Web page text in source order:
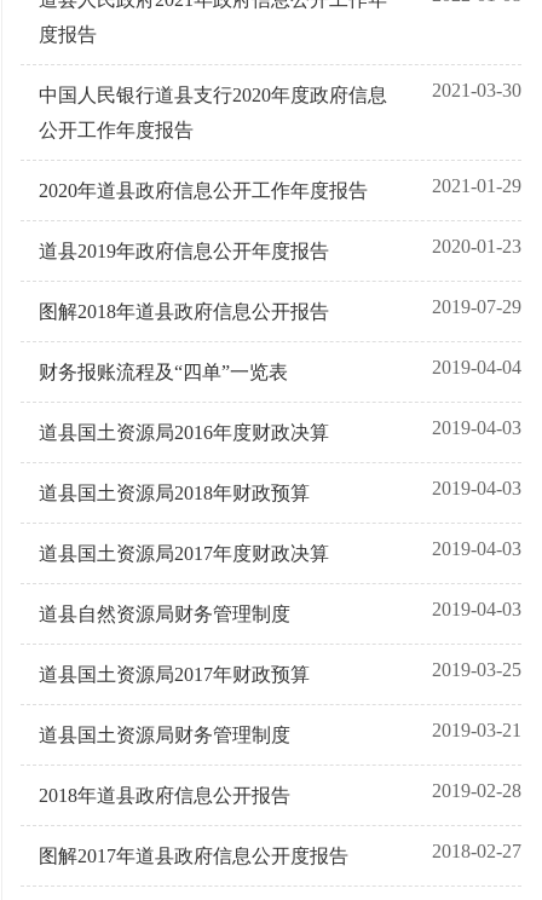
度报告
中国人民银行道县支行2020年度政府信息
公开工作年度报告
2021-03-30
2020年道县政府信息公开工作年度报告 2021-01-29
道县2019年政府信息公开年度报告 2020-01-23
图解2018年道县政府信息公开报告 2019-07-29
财务报账流程及“四单”一览表 2019-04-04
道县国土资源局2016年度财政决算 2019-04-03
道县国土资源局2018年财政预算 2019-04-03
道县国土资源局2017年度财政决算 2019-04-03
道县自然资源局财务管理制度 2019-04-03
道县国土资源局2017年财政预算 2019-03-25
道县国土资源局财务管理制度 2019-03-21
2018年道县政府信息公开报告 2019-02-28
图解2017年道县政府信息公开度报告 2018-02-27